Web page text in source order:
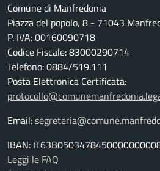
Comune di Manfredonia
Piazza del popolo, 8 - 71043
P. IVA: 00160090718
Codice Fiscale: 83000290714
Telefono: 0884/519.111
Posta Elettronica Certificata:
Email:
IBAN:
Leggi le FAQ